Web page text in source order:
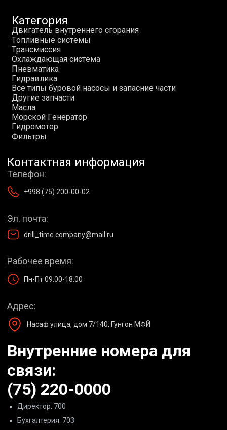
Категория
Двигатель внутреннего сгорания
Топливные системы
Трансмиссия
Охлаждающая система
Пневматика
Гидравлика
Все типы буровой насосы и запасние части
Другие запчасти
Масла
Морской Генератор
Гидромотор
Фильтры
Контактная информация
Телефон:
+998 (75) 200-00-02
Эл. почта:
drill_time.company@mail.ru
Рабочее время:
Пн-Пт 09:00-18:00
Адрес:
Насаф улица, дом 7/140, Гунгон МФЙ
Внутренние номера для
связи:
(75) 220-0000
Директор: 700
Бухгалтерия: 703